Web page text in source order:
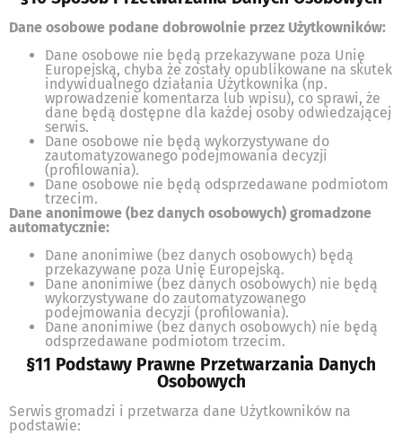
Dane osobowe podane dobrowolnie przez Użytkowników:
Dane osobowe nie będą przekazywane poza Unię
Europejską, chyba że zostały opublikowane na skutek
indywidualnego działania Użytkownika (np.
wprowadzenie komentarza lub wpisu), co sprawi, że
dane będą dostępne dla każdej osoby odwiedzającej
serwis.
Dane osobowe nie będą wykorzystywane do
zautomatyzowanego podejmowania decyzji
(profilowania).
Dane osobowe nie będą odsprzedawane podmiotom
trzecim.
Dane anonimowe (bez danych osobowych) gromadzone
automatycznie:
Dane anonimiwe (bez danych osobowych) będą
przekazywane poza Unię Europejską.
Dane anonimiwe (bez danych osobowych) nie będą
wykorzystywane do zautomatyzowanego
podejmowania decyzji (profilowania).
Dane anonimiwe (bez danych osobowych) nie będą
odsprzedawane podmiotom trzecim.
§11 Podstawy Prawne Przetwarzania Danych
Osobowych
Serwis gromadzi i przetwarza dane Użytkowników na
podstawie: